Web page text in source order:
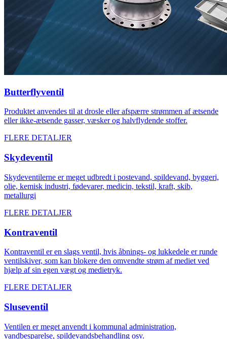
Butterflyventil
Produktet anvendes til at drosle eller afspærre strømmen af ​​ætsende
eller ikke-ætsende gasser, væsker og halvflydende stoffer.
FLERE DETALJER
Skydeventil
Skydeventilerne er meget udbredt i postevand, spildevand, byggeri,
olie, kemisk industri, fødevarer, medicin, tekstil, kraft, skib,
metallurgi
FLERE DETALJER
Kontraventil
Kontraventil er en slags ventil, hvis åbnings- og lukkedele er runde
ventilskiver, som kan blokere den omvendte strøm af mediet ved
hjælp af sin egen vægt og medietryk.
FLERE DETALJER
Sluseventil
Ventilen er meget anvendt i kommunal administration,
vandbesparelse, spildevandsbehandling osv.